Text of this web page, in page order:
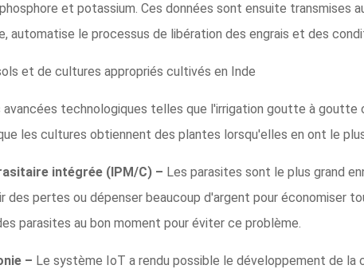
et potassium. Ces données sont ensuite transmises
automatise le processus de libération des engrais et des
et de cultures appropriés cultivés en Inde
avancées technologiques telles que l'irrigation goutte à goutte
les cultures obtiennent des plantes lorsqu'elles en ont le
intégrée (IPM/C) – Les parasites sont le plus grand
des pertes ou dépenser beaucoup d'argent pour économiser
parasites au bon moment pour éviter ce problème.
– Le système IoT a rendu possible le développement de la